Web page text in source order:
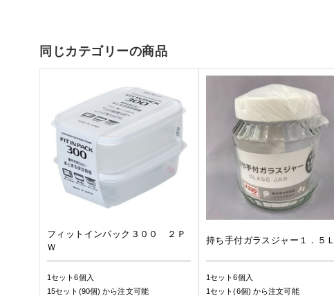
同じカテゴリーの商品
フィットインパック３００ ２Ｐ
Ｗ
1セット6個入
15セット(90個)から注文可能
持ち手付ガラスジャー１．５Ｌ
1セット6個入
1セット(6個) から注文可能